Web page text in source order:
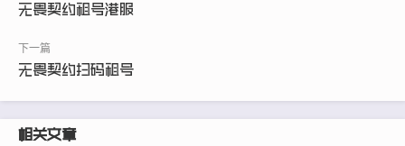
无畏契约租号港服
无畏契约扫码租号
相关文章